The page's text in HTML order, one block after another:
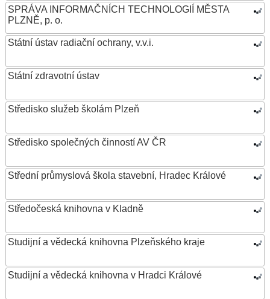
SPRÁVA INFORMAČNÍCH TECHNOLOGIÍ MĚSTA
PLZNĚ, p. o.
Státní ústav radiační ochrany, v.v.i.
Státní zdravotní ústav
Středisko služeb školám Plzeň
Středisko společných činností AV ČR
Střední průmyslová škola stavební, Hradec Králové
Středočeská knihovna v Kladně
Studijní a vědecká knihovna Plzeňského kraje
Studijní a vědecká knihovna v Hradci Králové